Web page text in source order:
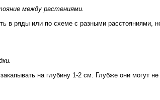
между растениями.
в ряды или по схеме с разными расстояниями,
на глубину 1-2 см. Глубже они могут не